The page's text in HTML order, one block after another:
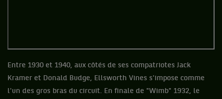
Entre 1930 et 1940, aux côtés de ses compatriotes Jack
Kramer et Donald Budge, Ellsworth Vines s'impose comme
l'un des gros bras du circuit. En finale de "Wimb" 1932, le